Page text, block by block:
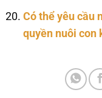
Có thể yêu cầu
quyền nuôi con